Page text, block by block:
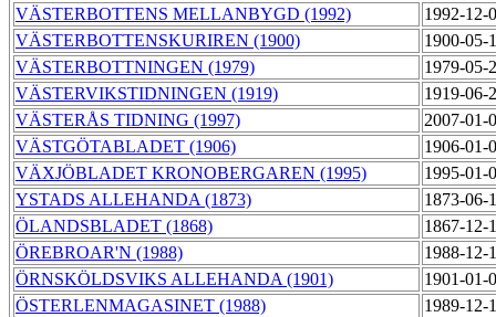
VÄSTERBOTTENS MELLANBYGD (1992)
1992-12-
VÄSTERBOTTENSKURIREN (1900)
1900-05-
VÄSTERBOTTNINGEN (1979)
1979-05-
VÄSTERVIKSTIDNINGEN (1919)
1919-06-
VÄSTERÅS TIDNING (1997)
2007-01-
VÄSTGÖTABLADET (1906)
1906-01-
VÄXJÖBLADET KRONOBERGAREN (1995)
1995-01-
YSTADS ALLEHANDA (1873)
1873-06-
ÖLANDSBLADET (1868)
1867-12-
ÖREBROAR'N (1988)
1988-12-
ÖRNSKÖLDSVIKS ALLEHANDA (1901)
1901-01-
ÖSTERLENMAGASINET (1988)
1989-12-